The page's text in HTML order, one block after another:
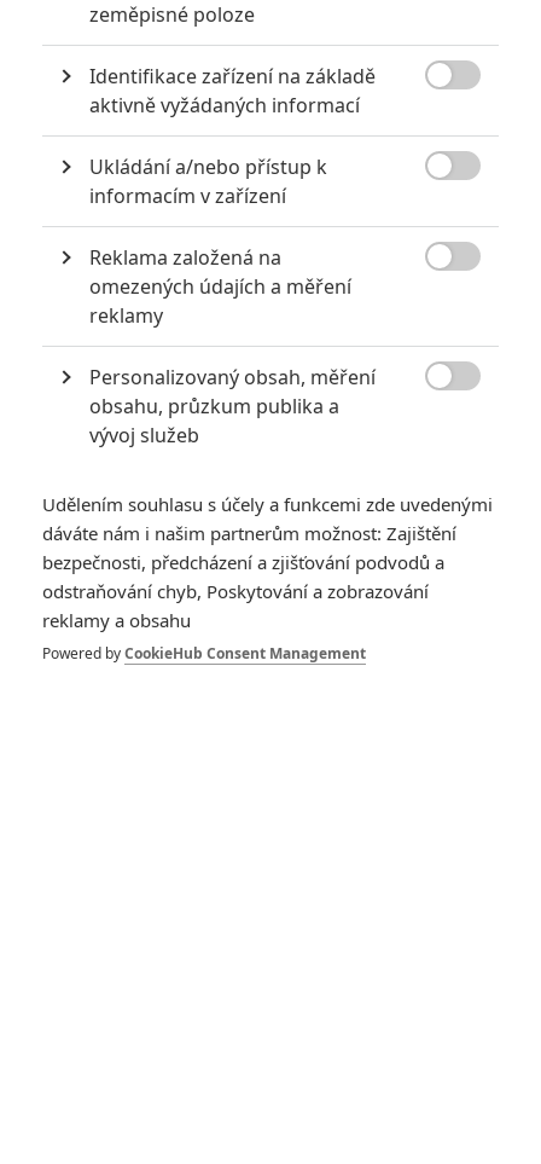
Vstoupit do galerie
*/10
Nerecenzováno
*/10
Pro hodnocení musíte být přihlášen.
Heslo:
Zůstat přihlášen
zeměpisné poloze
Identifikace zařízení na základě
aktivně vyžádaných informací
Ukládání a/nebo přístup k
informacím v zařízení
Reklama založená na
omezených údajích a měření
reklamy
Personalizovaný obsah, měření
obsahu, průzkum publika a
vývoj služeb
Udělením souhlasu s účely a funkcemi zde uvedenými
dáváte nám i našim partnerům možnost: Zajištění
bezpečnosti, předcházení a zjišťování podvodů a
odstraňování chyb, Poskytování a zobrazování
reklamy a obsahu
Powered byCookieHub Consent Management